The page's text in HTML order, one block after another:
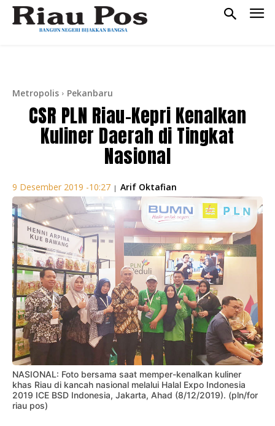
Metropolis Pekanbaru
CSR PLN Riau-Kepri Kenalkan
Kuliner Daerah di Tingkat
Nasional
9 Desember 2019 -10:27 | Arif Oktafian
NASIONAL: Foto bersama saat memper-kenalkan kuliner
khas Riau di kancah nasional melalui Halal Expo Indonesia
2019 ICE BSD Indonesia, Jakarta, Ahad (8/12/2019). (pln/for
riau pos)